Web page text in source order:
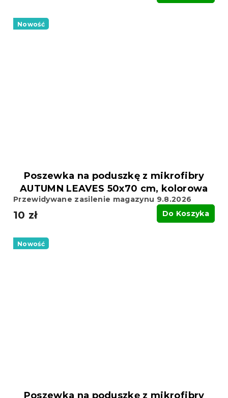
Nowość
Poszewka na poduszkę z mikrofibry
AUTUMN LEAVES 50x70 cm, kolorowa
Przewidywane zasilenie magazynu 9.8.2026
10 zł Do Koszyka
Nowość
Poszewka na poduszkę z mikrofibry